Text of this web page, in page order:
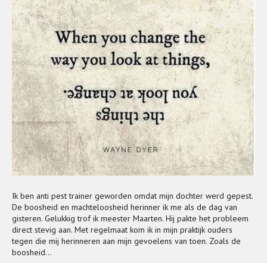
Ik ben anti pest trainer geworden omdat mijn dochter werd gepest.
De boosheid en machteloosheid herinner ik me als de dag van
gisteren. Gelukkig trof ik meester Maarten. Hij pakte het probleem
direct stevig aan. Met regelmaat kom ik in mijn praktijk ouders
tegen die mij herinneren aan mijn gevoelens van toen. Zoals de
boosheid…